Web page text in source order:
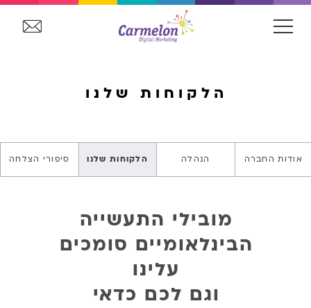
הלקוחות שלנו
אודות החברה הנהלה הלקוחות שלנו סיפורי הצלחה
מובילי התעשייה
הבינלאומיים סומכים
עלינו
וגם לכם כדאי